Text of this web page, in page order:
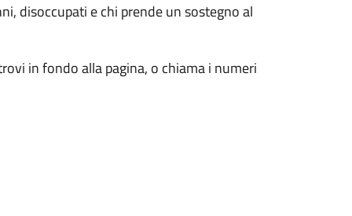
disoccupati e chi prende un sostegno al
in fondo alla pagina, o chiama i numeri